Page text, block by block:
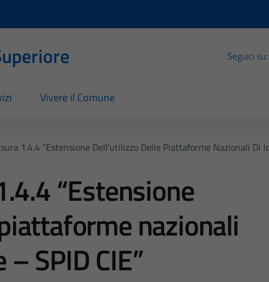
Seguici su:
Vivere il Comune
1.4.4 “Estensione Dell’utilizzo Delle Piattaforme Nazionali Di
“Estensione
nazionali
SPID CIE”